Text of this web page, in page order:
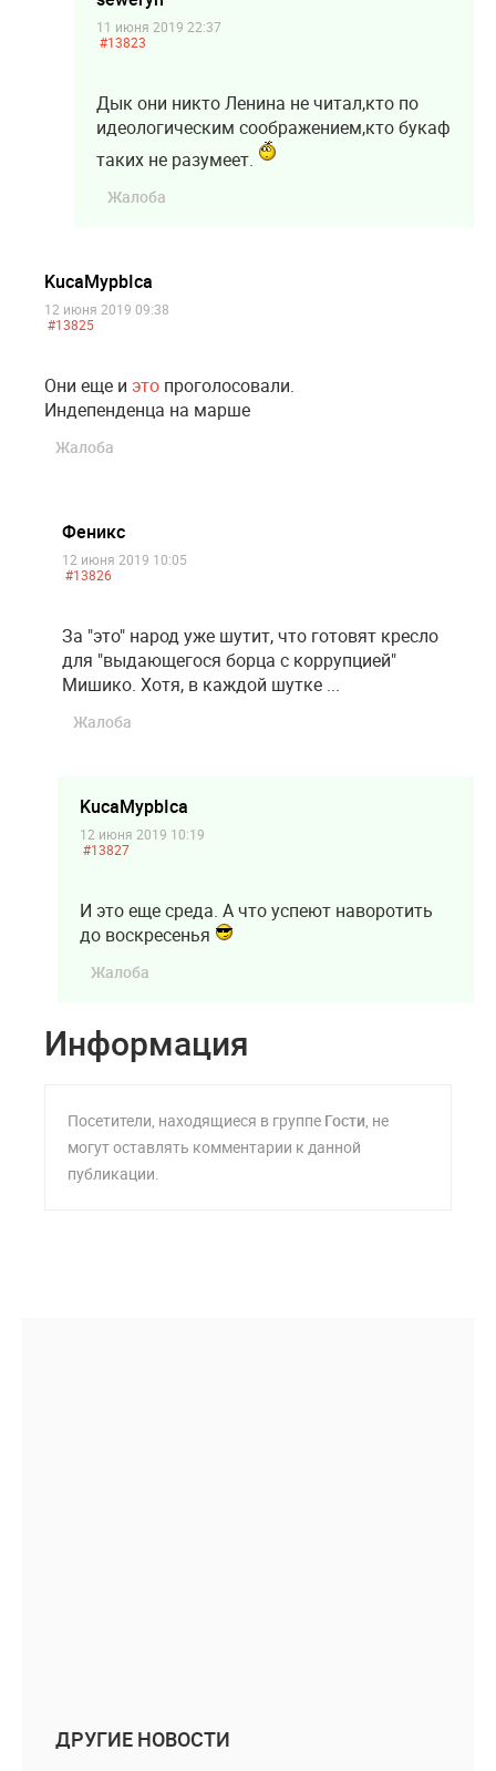
11 июня 2019 22:37
#13823
Дык они никто Ленина не читал,кто по
идеологическим соображением,кто букаф
таких не разумеет.
Жалоба
KucaMypbIca
12 июня 2019 09:38
#13825
Они еще и это проголосовали.
Индепенденца на марше
Жалоба
Феникс
12 июня 2019 10:05
#13826
За "это" народ уже шутит, что готовят кресло
для "выдающегося борца с коррупцией"
Мишико. Хотя, в каждой шутке ...
Жалоба
KucaMypbIca
12 июня 2019 10:19
#13827
И это еще среда. А что успеют наворотить
до воскресенья
Жалоба
Информация
Посетители, находящиеся в группе Гости, не
могут оставлять комментарии к данной
публикации.
ДРУГИЕ НОВОСТИ